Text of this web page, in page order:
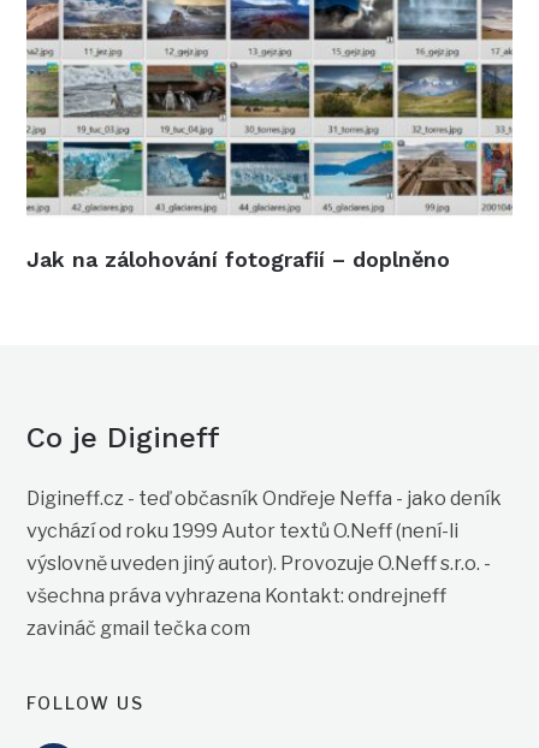
Jak na zálohování fotografií – doplněno
Co je Digineff
Digineff.cz - teď občasník Ondřeje Neffa - jako deník
vychází od roku 1999 Autor textů O.Neff (není-li
výslovně uveden jiný autor). Provozuje O.Neff s.r.o. -
všechna práva vyhrazena Kontakt: ondrejneff
zavináč gmail tečka com
FOLLOW US